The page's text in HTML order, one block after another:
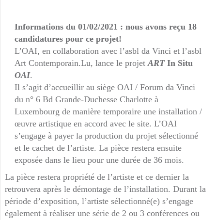
Informations du 01/02/2021 : nous avons reçu 18
candidatures pour ce projet!
L’OAI, en collaboration avec l’asbl da Vinci et l’asbl
Art Contemporain.Lu, lance le projetARTIn Situ
OAI.
Il s’agit d’accueillir au siège OAI / Forum da Vinci
du n° 6 Bd Grande-Duchesse Charlotte à
Luxembourg de manière temporaire une installation /
œuvre artistique en accord avec le site. L’OAI
s’engage à payer la production du projet sélectionné
et le cachet de l’artiste. La pièce restera ensuite
exposée dans le lieu pour une durée de 36 mois.
La pièce restera propriété de l’artiste et ce dernier la
retrouvera après le démontage de l’installation. Durant la
période d’exposition, l’artiste sélectionné(e) s’engage
également à réaliser une série de 2 ou 3 conférences ou